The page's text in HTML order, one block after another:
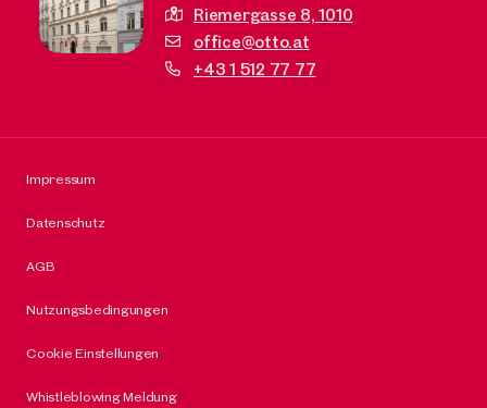
Riemergasse 8,1010
office@otto.at
+43 1 512 77 77
Impressum
Datenschutz
AGB
Nutzungsbedingungen
Cookie Einstellungen
Whistleblowing Meldung